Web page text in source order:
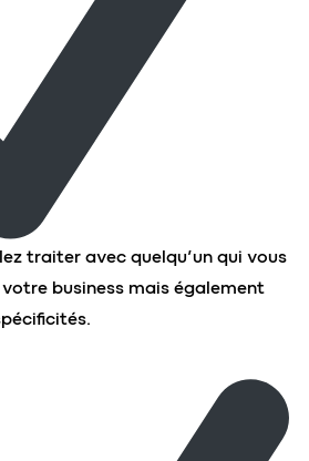
traiter avec quelqu’un qui vous
business mais également